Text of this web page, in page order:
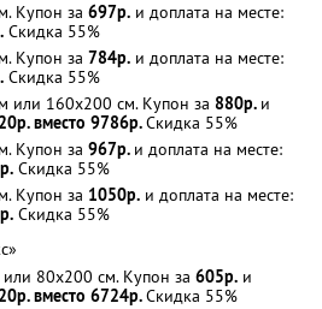
Купон за 697р. и доплата на месте:
Скидка 55%
Купон за 784р. и доплата на месте:
Скидка 55%
или 160х200 см. Купон за 880р. и
вместо 9786р.Скидка 55%
Купон за 967р. и доплата на месте:
Скидка 55%
Купон за 1050р. и доплата на месте:
Скидка 55%
80х200 см. Купон за 605р. и
вместо 6724р.Скидка 55%